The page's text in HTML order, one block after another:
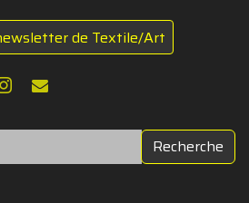
de Textile/Art
Recherche